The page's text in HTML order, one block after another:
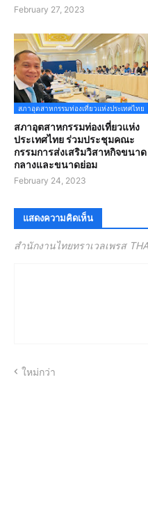
February 27, 2023
สภาอุตสาหกรรมท่องเที่ยวแห่งประเทศไทย
สภาอุตสาหกรรมท่องเที่ยวแห่ง
ประเทศไทย ร่วมประชุมคณะ
กรรมการส่งเสริมวิสาหกิจขนาด
กลางและขนาดย่อม
February 24, 2023
แสดงความคิดเห็น
สำนักงานไทยทราเวลเพรส
ใหม่กว่า